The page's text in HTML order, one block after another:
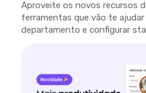
Aproveite os novos recursos
ferramentas que vão te
departamento e configurar